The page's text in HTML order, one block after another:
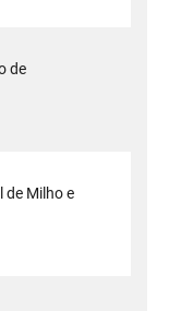
de
de Milho e